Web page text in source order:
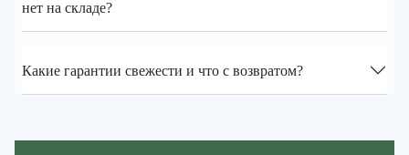
нет на складе?
Какие гарантии свежести и что с возвратом?